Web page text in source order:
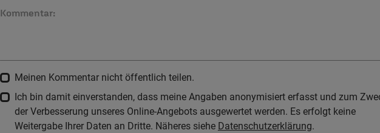
Kommentar:
Meinen Kommentar nicht öffentlich teilen.
Ich bin damit einverstanden, dass meine Angaben anonymisiert erfasst und zum
der Verbesserung unseres Online-Angebots ausgewertet werden. Es erfolgt keine
Weitergabe Ihrer Daten an Dritte. Näheres siehe Datenschutzerklärung.